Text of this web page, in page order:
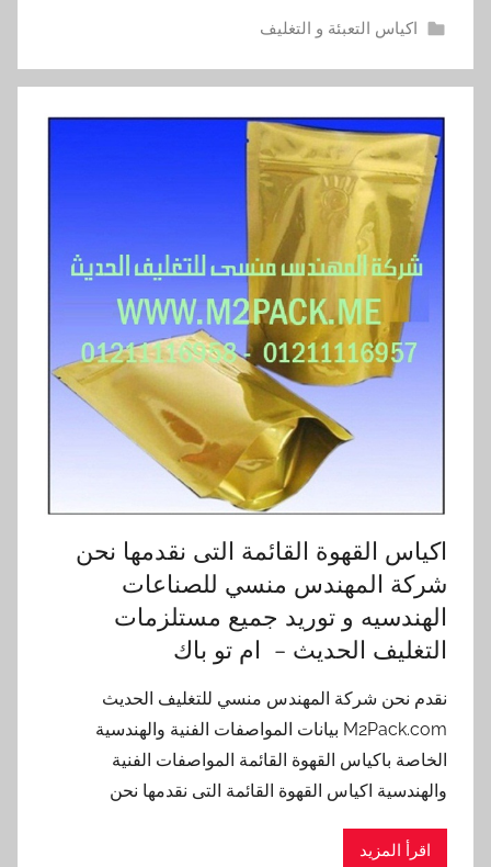
اكياس التعبئة و التغليف
اكياس القهوة القائمة التى نقدمها نحن
شركة المهندس منسي للصناعات
الهندسيه و توريد جميع مستلزمات
التغليف الحديث – ام تو باك
نقدم نحن شركة المهندس منسي للتغليف الحديث
M2Pack.com بيانات المواصفات الفنية والهندسية
الخاصة باكياس القهوة القائمة المواصفات الفنية
والهندسية اكياس القهوة القائمة التى نقدمها نحن
اقرأ المزيد